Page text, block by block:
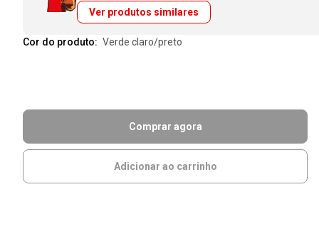
Ver produtos similares
Cor do produto: verde claro/preto
Comprar agora
Adicionar ao carrinho